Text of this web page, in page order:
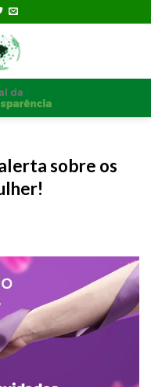
sobre os